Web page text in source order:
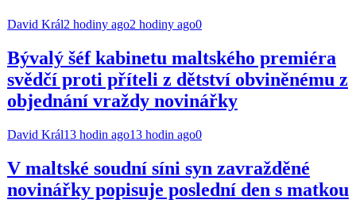
David Král2 hodiny ago2 hodiny ago0
Bývalý šéf kabinetu maltského premiéra
svědčí proti příteli z dětství obviněnému z
objednání vraždy novinářky
David Král13 hodin ago13 hodin ago0
V maltské soudní síni syn zavražděné
novinářky popisuje poslední den s matkou